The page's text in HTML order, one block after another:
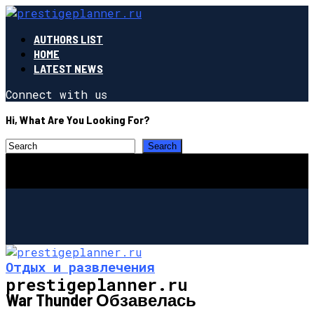
AUTHORS LIST
HOME
LATEST NEWS
Connect with us
Hi, What Are You Looking For?
prestigeplanner.ru
Отдых и развлечения
War Thunder Обзавелась